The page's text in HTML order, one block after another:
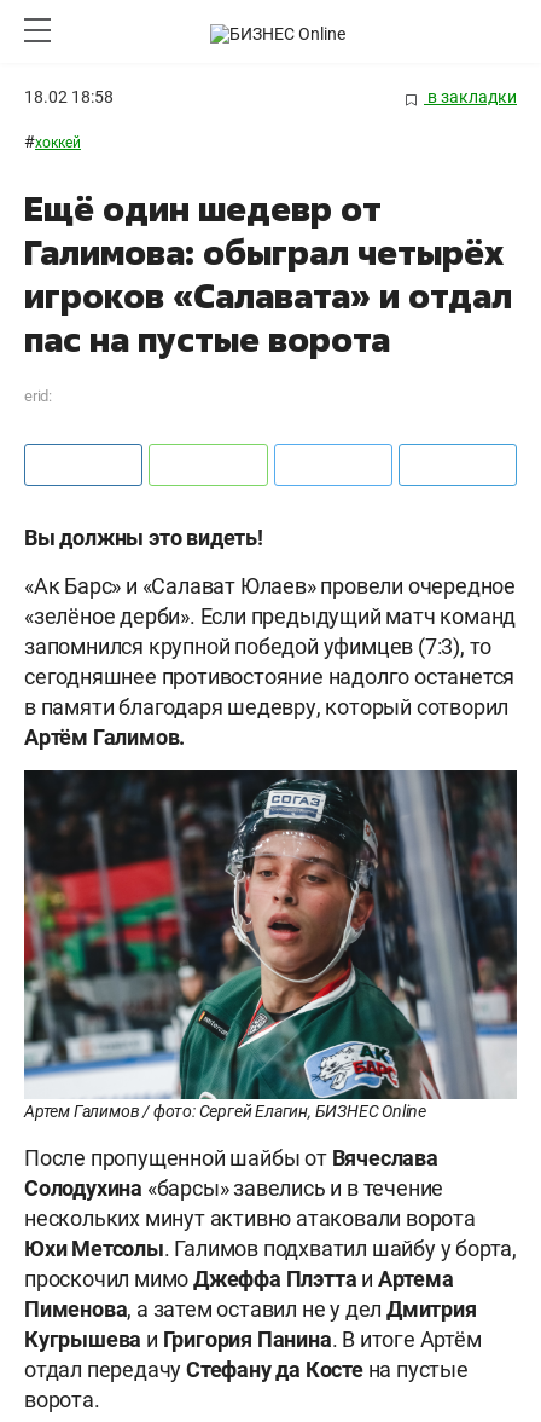
18.02 18:58 в закладки
#хоккей
Ещё один шедевр от
Галимова: обыграл четырёх
игроков «Салавата» и отдал
пас на пустые ворота
erid:
Вы должны это видеть!
«Ак Барс» и «Салават Юлаев» провели очередное
«зелёное дерби». Если предыдущий матч команд
запомнился крупной победой уфимцев (7:3), то
сегодняшнее противостояние надолго останется
в памяти благодаря шедевру, который сотворил
Артём Галимов.
Артем Галимов / фото: Сергей Елагин, БИЗНЕС Online
После пропущенной шайбы от Вячеслава
Солодухина «барсы» завелись и в течение
нескольких минут активно атаковали ворота
Юхи Метсолы. Галимов подхватил шайбу у борта,
проскочил мимоДжеффа Плэтта и Артема
Пименова, а затем оставил не у делДмитрия
Кугрышева и Григория Панина. В итоге Артём
отдал передачуСтефану да Костена пустые
ворота.